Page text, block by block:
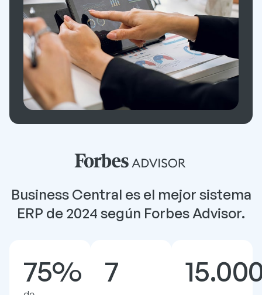
Business Central es el mejor sistema
ERP de 2024 según Forbes Advisor.
75%
7